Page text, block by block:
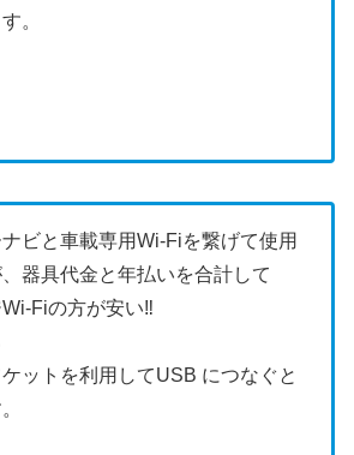
。
ビと車載専用Wi-Fiを繋げて使用
器具代金と年払いを合計して
Fiの方が安い‼️
ットを利用してUSB につなぐと